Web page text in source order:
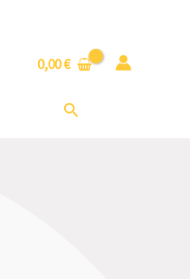
0,00€
Rechercher